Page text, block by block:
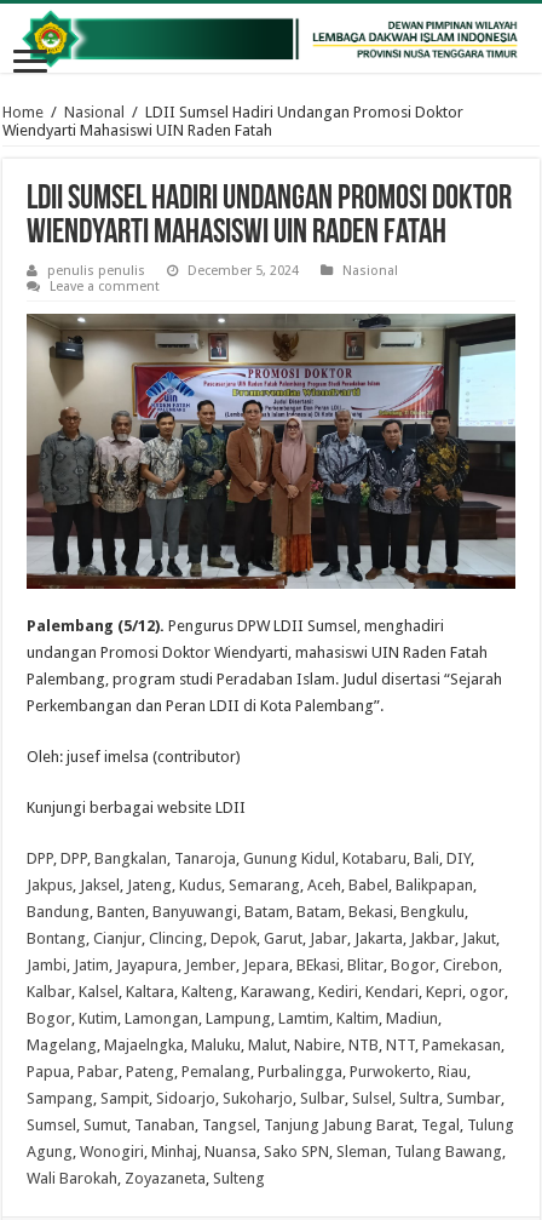
Home / Nasional / LDII Sumsel Hadiri Undangan Promosi Doktor
Wiendyarti Mahasiswi UIN Raden Fatah
LDII Sumsel Hadiri Undangan Promosi Doktor
Wiendyarti Mahasiswi UIN Raden Fatah
penulis penulis December 5, 2024
Nasional
Leave a comment
Palembang (5/12). Pengurus DPW LDII Sumsel, menghadiri
undangan Promosi Doktor Wiendyarti, mahasiswi UIN Raden Fatah
Palembang, program studi Peradaban Islam. Judul disertasi “Sejarah
Perkembangan dan Peran LDII di Kota Palembang”.
Oleh: jusef imelsa (contributor)
Kunjungi berbagai website LDII
DPP ,DPP ,Bangkalan Tanaroja ,Gunung Kidul ,Kotabaru ,Bali ,DIY,
Jakpus Jaksel Jateng ,Kudus ,Semarang ,Aceh ,Babel ,Balikpapan
Bandung ,Banten ,Banyuwangi ,Batam ,Batam ,Bekasi ,Bengkulu
Bontang ,Cianjur ,Clincing ,Depok ,Garut Jabar Jakarta Jakbar Jakut
Jambi Jatim Jayapura Jember Jepara ,BEkasi ,Blitar ,Bogor ,Cirebon
Kalbar ,Kalsel ,Kaltara ,Kalteng ,Karawang ,Kediri ,Kendari ,Kepri ,ogor
Bogor ,Kutim ,Lamongan ,Lampung ,Lamtim ,Kaltim ,Madiun
Magelang ,Majaelngka ,Maluku ,Malut ,Nabire ,NTB ,NTT ,Pamekasan
Papua ,Pabar ,Pateng ,Pemalang ,Purbalingga ,Purwokerto ,Riau
Sampang ,Sampit ,Sidoarjo ,Sukoharjo ,Sulbar ,Sulsel ,Sultra ,Sumbar
Sumsel ,Sumut Tanaban Tangsel Tanjung Jabung Barat Tegal
Tulung
Agung ,Wonogiri ,Minhaj ,Nuansa ,Sako SPN ,Sleman Tulang Bawang
Wali Barokah Zoyazaneta ,Sulteng